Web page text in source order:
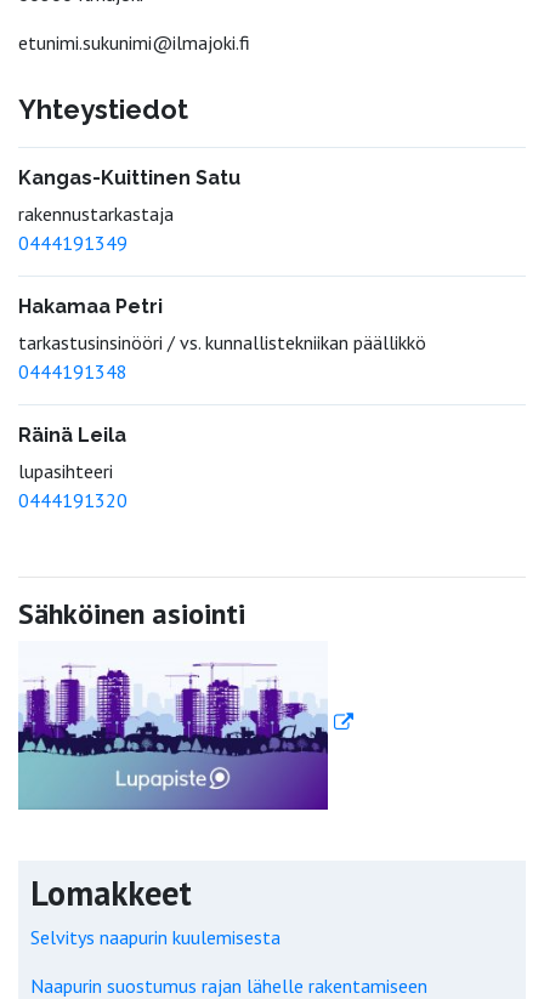
etunimi.sukunimi@ilmajoki.fi
Yhteystiedot
Kangas-Kuittinen Satu
rakennustarkastaja
0444191349
Hakamaa Petri
tarkastusinsinööri / vs. kunnallistekniikan päällikkö
0444191348
Räinä Leila
lupasihteeri
0444191320
Sähköinen asiointi
Lomakkeet
Selvitys naapurin kuulemisesta
Naapurin suostumus rajan lähelle rakentamiseen